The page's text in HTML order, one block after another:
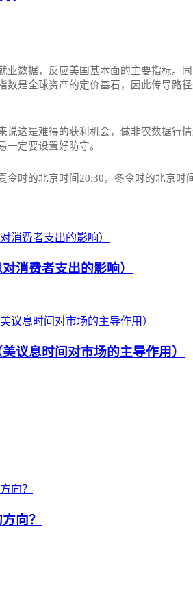
数据，反应美国基本面的主要指标
数是全球资产的定价基石，因此传导
说这是难得的获利机会，做非农数据
一定要设置好防守。
时的北京时间20:30，冬令时的北京时间
消费者支出的影响）
议息时间对市场的主导作用）
向？